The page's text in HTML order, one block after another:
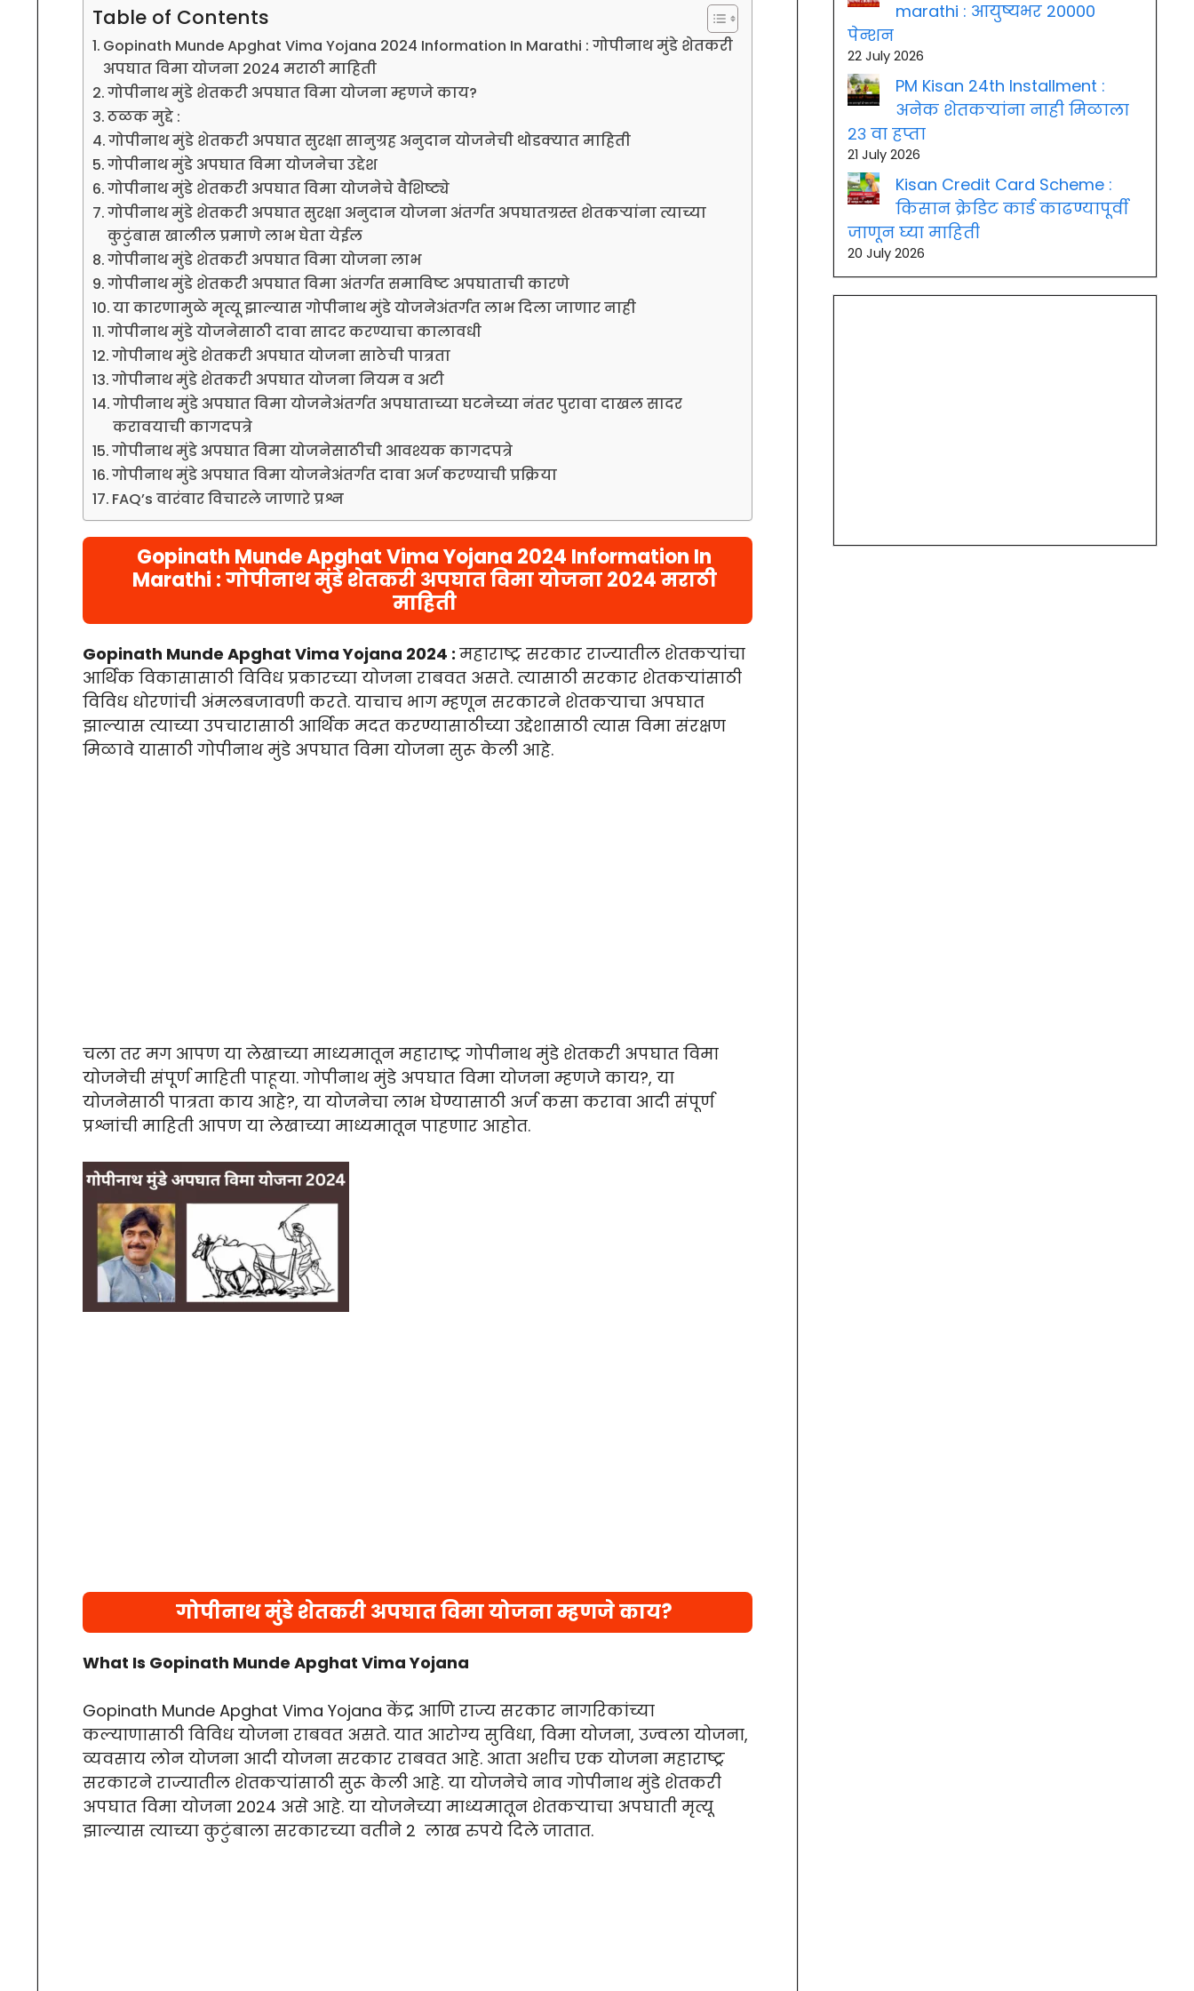
Table of Contents
Gopinath Munde Apghat Vima Yojana 2024 Information In Marathi : गोपीनाथ मुंडे शेतकरी
अपघात विमा योजना 2024 मराठी माहिती
गोपीनाथ मुंडे शेतकरी अपघात विमा योजना म्हणजे काय?
ठळक मुद्दे :
गोपीनाथ मुंडे शेतकरी अपघात सुरक्षा सानुग्रह अनुदान योजनेची थोडक्यात माहिती
गोपीनाथ मुंडे अपघात विमा योजनेचा उद्देश
गोपीनाथ मुंडे शेतकरी अपघात विमा योजनेचे वैशिष्ट्ये
गोपीनाथ मुंडे शेतकरी अपघात सुरक्षा अनुदान योजना अंतर्गत अपघातग्रस्त शेतकऱ्यांना त्याच्या
कुटुंबास खालील प्रमाणे लाभ घेता येईल
गोपीनाथ मुंडे शेतकरी अपघात विमा योजना लाभ
गोपीनाथ मुंडे शेतकरी अपघात विमा अंतर्गत समाविष्ट अपघाताची कारणे
या कारणामुळे मृत्यू झाल्यास गोपीनाथ मुंडे योजनेअंतर्गत लाभ दिला जाणार नाही
गोपीनाथ मुंडे योजनेसाठी दावा सादर करण्याचा कालावधी
गोपीनाथ मुंडे शेतकरी अपघात योजना साठेची पात्रता
गोपीनाथ मुंडे शेतकरी अपघात योजना नियम व अटी
गोपीनाथ मुंडे अपघात विमा योजनेअंतर्गत अपघाताच्या घटनेच्या नंतर पुरावा दाखल सादर
करावयाची कागदपत्रे
गोपीनाथ मुंडे अपघात विमा योजनेसाठीची आवश्यक कागदपत्रे
गोपीनाथ मुंडे अपघात विमा योजनेअंतर्गत दावा अर्ज करण्याची प्रक्रिया
FAQ’s वारंवार विचारले जाणारे प्रश्न
Gopinath Munde Apghat Vima Yojana 2024 Information In
Marathi : गोपीनाथ मुंडे शेतकरी अपघात विमा योजना 2024 मराठी
माहिती
Gopinath Munde Apghat Vima Yojana 2024 : महाराष्ट्र सरकार राज्यातील शेतकऱ्यांचा
आर्थिक विकासासाठी विविध प्रकारच्या योजना राबवत असते. त्यासाठी सरकार शेतकऱ्यांसाठी
विविध धोरणांची अंमलबजावणी करते. याचाच भाग म्हणून सरकारने शेतकऱ्याचा अपघात
झाल्यास त्याच्या उपचारासाठी आर्थिक मदत करण्यासाठीच्या उद्देशासाठी त्यास विमा संरक्षण
मिळावे यासाठी गोपीनाथ मुंडे अपघात विमा योजना सुरू केली आहे.
चला तर मग आपण या लेखाच्या माध्यमातून महाराष्ट्र गोपीनाथ मुंडे शेतकरी अपघात विमा
योजनेची संपूर्ण माहिती पाहूया. गोपीनाथ मुंडे अपघात विमा योजना म्हणजे काय?, या
योजनेसाठी पात्रता काय आहे?, या योजनेचा लाभ घेण्यासाठी अर्ज कसा करावा आदी संपूर्ण
प्रश्नांची माहिती आपण या लेखाच्या माध्यमातून पाहणार आहोत.
गोपीनाथ मुंडे शेतकरी अपघात विमा योजना म्हणजे काय?
What Is Gopinath Munde Apghat Vima Yojana
Gopinath Munde Apghat Vima Yojana केंद्र आणि राज्य सरकार नागरिकांच्या
कल्याणासाठी विविध योजना राबवत असते. यात आरोग्य सुविधा, विमा योजना, उज्वला योजना,
व्यवसाय लोन योजना आदी योजना सरकार राबवत आहे. आता अशीच एक योजना महाराष्ट्र
सरकारने राज्यातील शेतकऱ्यांसाठी सुरू केली आहे. या योजनेचे नाव गोपीनाथ मुंडे शेतकरी
अपघात विमा योजना 2024 असे आहे. या योजनेच्या माध्यमातून शेतकऱ्याचा अपघाती मृत्यू
झाल्यास त्याच्या कुटुंबाला सरकारच्या वतीने 2 लाख रुपये दिले जातात.
marathi : आयुष्यभर 20000
पेन्शन
22 July 2026
PM Kisan 24th Installment :
अनेक शेतकऱ्यांना नाही मिळाला
२३ वा हप्ता
21 July 2026
Kisan Credit Card Scheme :
किसान क्रेडिट कार्ड काढण्यापूर्वी
जाणून घ्या माहिती
20 July 2026